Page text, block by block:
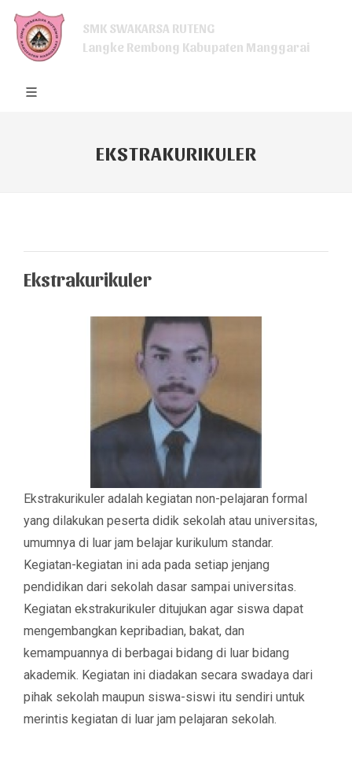
SMK SWAKARSA RUTENG
Langke Rembong Kabupaten Manggarai
EKSTRAKURIKULER
Ekstrakurikuler
Ekstrakurikuler adalah kegiatan non-pelajaran formal
yang dilakukan peserta didik sekolah atau universitas,
umumnya di luar jam belajar kurikulum standar.
Kegiatan-kegiatan ini ada pada setiap jenjang
pendidikan dari sekolah dasar sampai universitas.
Kegiatan ekstrakurikuler ditujukan agar siswa dapat
mengembangkan kepribadian, bakat, dan
kemampuannya di berbagai bidang di luar bidang
akademik. Kegiatan ini diadakan secara swadaya dari
pihak sekolah maupun siswa-siswi itu sendiri untuk
merintis kegiatan di luar jam pelajaran sekolah.